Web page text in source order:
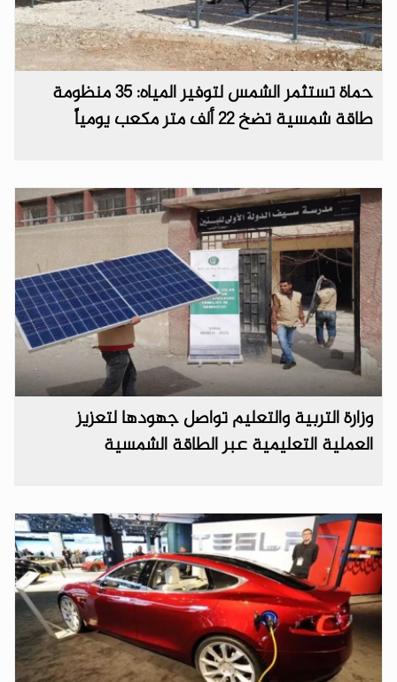
حماة تستثمر الشمس لتوفير المياه: 35 منظومة
طاقة شمسية تضخ 22 ألف متر مكعب يومياً
وزارة التربية والتعليم تواصل جهودها لتعزيز
العملية التعليمية عبر الطاقة الشمسية